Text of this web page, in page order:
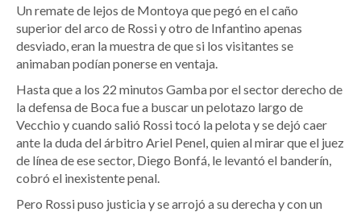
Un remate de lejos de Montoya que pegó en el caño
superior del arco de Rossi y otro de Infantino apenas
desviado, eran la muestra de que si los visitantes se
animaban podían ponerse en ventaja.
Hasta que a los 22 minutos Gamba por el sector derecho de
la defensa de Boca fue a buscar un pelotazo largo de
Vecchio y cuando salió Rossi tocó la pelota y se dejó caer
ante la duda del árbitro Ariel Penel, quien al mirar que el juez
de línea de ese sector, Diego Bonfá, le levantó el banderín,
cobró el inexistente penal.
Pero Rossi puso justicia y se arrojó a su derecha y con un